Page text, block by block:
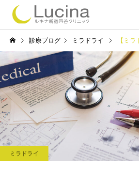
ミラドライ
診療ブログ ミラドライ 【ミラドライ
ミラドライ